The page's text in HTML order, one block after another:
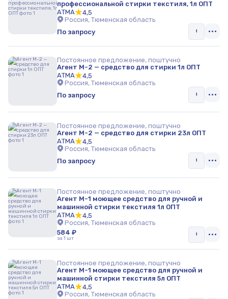
профессиональной стирки текстиля, 1л ОПТ
АТМА
4,5
Россия, Тюменская область
По запросу
Постоянное предложение, поштучно
Агент М-2 — средство для стирки 1л ОПТ
АТМА
4,5
Россия, Тюменская область
По запросу
Постоянное предложение, поштучно
Агент М-2 — средство для стирки 23л ОПТ
АТМА
4,5
Россия, Тюменская область
По запросу
Постоянное предложение, поштучно
Агент М-1 моющее средство для ручной и
машинной стирки текстиля 1л ОПТ
АТМА
4,5
Россия, Тюменская область
584 ₽
за 1 шт
Постоянное предложение, поштучно
Агент М-1 моющее средство для ручной и
машинной стирки текстиля 5л ОПТ
АТМА
4,5
Россия, Тюменская область